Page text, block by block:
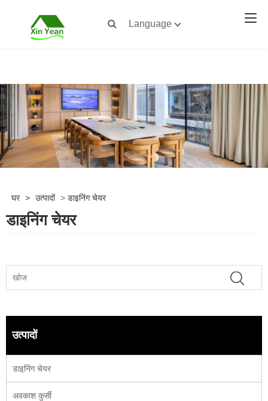
Language
घर > उत्पादों > डाइनिंग चेयर
डाइनिंग चेयर
उत्पादों
डाइनिंग चेयर
अवकाश कुर्सी